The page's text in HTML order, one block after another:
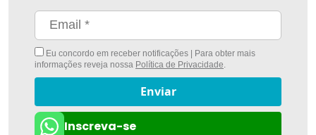
Eu concordo em receber notificações | Para obter mais
informações reveja nossa Política de Privacidade.
Enviar
Inscreva-se